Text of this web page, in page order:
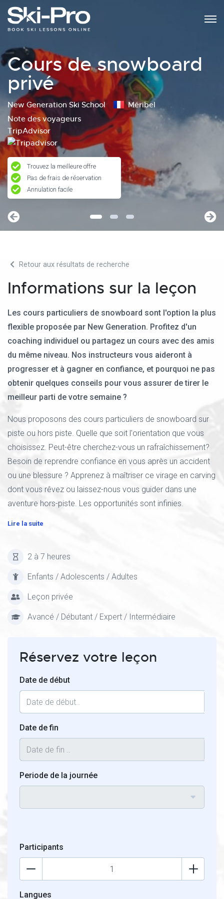
Cours de snowboard
privé
New Generation Ski School
Méribel
Note des voyageurs
TripAdvisor
Trouvez la meilleure offre
Pas de frais de réservation
Annulation facile
Retour aux résultats de recherche
Informations sur la leçon
Les cours particuliers de snowboard sont l'option la plus
flexible proposée par New Generation. Profitez d'un
coaching individuel ou partagez un cours avec des amis
du même niveau. Nos instructeurs vous aideront à
progresser et à gagner en confiance, et pourquoi ne pas
obtenir quelques conseils pour vous assurer de tirer le
meilleur parti de votre semaine ?
Nous proposons des cours particuliers de snowboard sur
piste ou hors piste. Quelle que soit l'orientation que vous
choisissez. Peut-être cherchez-vous un rafraîchissement?
Besoin de reprendre confiance en vous après un accident
ou une blessure ? Apprenez à maîtriser ce virage en carving
dont vous rêvez ou laissez-nous vous guider dans une
aventure hors-piste. Les opportunités sont infinies.
Lire la suite
2 à 7 heures
Enfants / Adolescents / Adultes
Leçon privée
Avancé / Débutant / Expert / Intermédiaire
Réservez votre leçon
Date de début
Date de fin
Periode de la journée
Participants
Langues